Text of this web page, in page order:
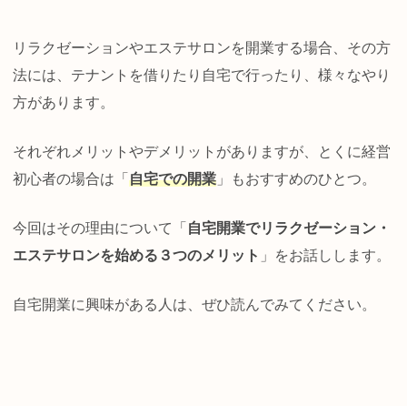
リラクゼーションやエステサロンを開業する場合、その方
法には、テナントを借りたり自宅で行ったり、様々なやり
方があります。
それぞれメリットやデメリットがありますが、とくに経営
初心者の場合は「 自宅での開業 」もおすすめのひとつ。
今回はその理由について「 自宅開業でリラクゼーション・
エステサロンを始める３つのメリット 」をお話しします。
自宅開業に興味がある人は、ぜひ読んでみてください。